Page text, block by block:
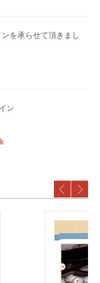
を承らせて頂きまし
ン